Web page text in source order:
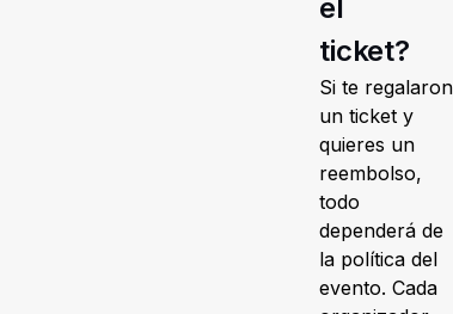
el
ticket?
Si te regalaron
un ticket y
quieres un
reembolso,
todo
dependerá de
la política del
evento. Cada